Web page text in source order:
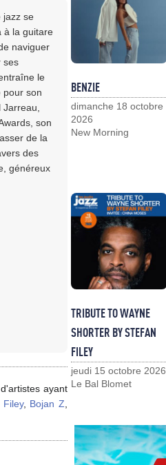
jazz se
à la guitare
naviguer
ses
le
pour son
son
de la
des
généreux
ayant
, Bojan Z
BENZIE
dimanche 18 octobre
2026
New Morning
TRIBUTE TO WAYNE
SHORTER BY STEFAN
FILEY
jeudi 15 octobre 2026
Le Bal Blomet